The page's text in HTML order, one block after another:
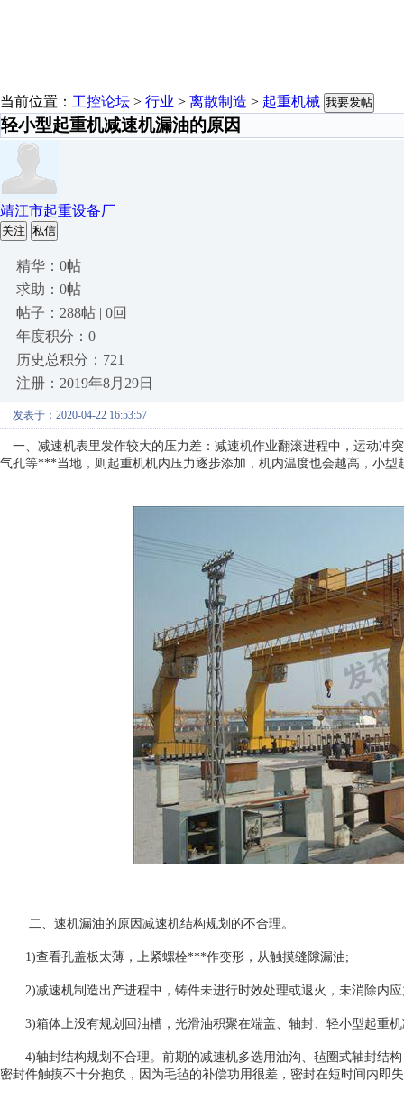
当前位置： 工控论坛 > 行业 > 离散制造 > 起重机械 我要发帖
轻小型起重机减速机漏油的原因
靖江市起重设备厂
关注 私信
精华：0帖
求助：0帖
帖子：288帖 | 0回
年度积分：0
历史总积分：721
注册：2019年8月29日
发表于：2020-04-22 16:53:57
一、减速机表里发作较大的压力差：减速机作业翻滚进程中，运动冲
气孔等***当地，则起重机机内压力逐步添加，机内温度也会越高，小
二、速机漏油的原因减速机结构规划的不合理。
1)查看孔盖板太薄，上紧螺栓***作变形，从触摸缝隙漏油;
2)减速机制造出产进程中，铸件未进行时效处理或退火，未消除内
3)箱体上没有规划回油槽，光滑油积聚在端盖、轴封、轻小型起重机
4)轴封结构规划不合理。前期的减速机多选用油沟、毡圈式轴封结
密封件触摸不十分抱负，因为毛毡的补偿功用很差，密封在短时间内即